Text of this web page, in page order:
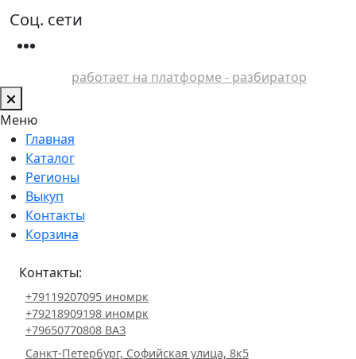
Соц. сети
работает на платформе - разбиратор
Меню
Главная
Каталог
Регионы
Выкуп
Контакты
Корзина
Контакты:
+79119207095 иномрк
+79218909198 иномрк
+79650770808 ВАЗ
Санкт-Петербург, Софийская улица, 8к5